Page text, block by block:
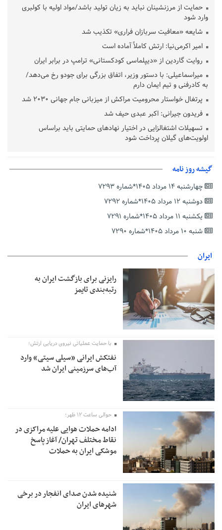
حمایت از مرزنشینان نباید به زیان تولید باشد/مواد اولیه با کولبری
وارد شود
شایعه «معافیت سربازان فراری» تکذیب شد
امیر اکرمی‌نیا: ارتش کاملاً آماده است
روایت گاردین از «دیپلماسی کودکستانی» ترامپ در برابر ایران
میراسماعیلی: با دستور وزیر، اتفاق بزرگی برای جودو رخ می‌دهد/
به کادرفنی و تیم ایمان دارم
پرتغال خواستار محرومیت مراکش از میزبانی جام جهانی ۲۰۳۰ شد
فریدون جیرانی: اکبر عبدی حیف شد
تسهیلات اشتغالزایی در اختیار نهادهای حمایتی باید براساس
اولویت‌های گیلان پرداخت شود
دفتر رهبر انقلاب: مطالب خارج از مراجع رسمی فاقد سندیت است
بقائی: فضای مذاکرات فنی و سیاسی ایران و عمان درباره تنگه هرمز،
مثبت است
رئیس سازمان جهاد کشاورزی استان: کشاورزان گیلان نسبت به
دریافت یارانه کود اقدام کنند
گیشه روز نامه
چهارشنبه ۱۴ مرداد ۱۴۰۵*شماره ۷۲۹۳
دوشنبه ۱۲ مرداد ۱۴۰۵*شماره ۷۲۹۲
یکشنبه ۱۱ مرداد ۱۴۰۵*شماره ۷۲۹۱
شنبه ۱۰ مرداد ۱۴۰۵*شماره ۷۲۹۰
ایران
رایزنی برای بازگشت ایران به
رتبه‌بندی تایمز
با حمایت عملیاتی نیروی دریایی ارتش؛
نفتکش ایرانی «سیلی سیتی» وارد
آب‌های سرزمینی ایران شد
حوالی ساعت ۱۲ ظهر؛
ادامه حملات هوایی علیه مراکزی در
نقاط مختلف تهران/ آغاز پاسخ
موشکی ایران به حملات
شنیده شدن صدای انفجار در برخی
شهرهای ایران